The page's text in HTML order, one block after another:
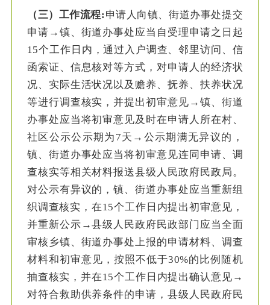
（三）工作流程: 申请人向镇、街道办事处提交
申请→镇、街道办事处应当自受理申请之日起
15个工作日内，通过入户调查、邻里访问、信
函索证、信息核对等方式，对申请人的经济状
况、实际生活状况以及赡养、抚养、扶养状况
等进行调查核实，并提出初审意见→镇、街道
办事处应当将初审意见及时在申请人所在村、
社区公示公示期为7天→公示期满无异议的，
镇、街道办事处应当将初审意见连同申请、调
查核实等相关材料报送县级人民政府民政局。
对公示有异议的，镇、街道办事处应当重新组
织调查核实，在15个工作日内提出初审意见，
并重新公示→县级人民政府民政部门应当全面
审核乡镇、街道办事处上报的申请材料、调查
材料和初审意见，按照不低于30%的比例随机
抽查核实，并在15个工作日内提出确认意见→
对符合救助供养条件的申请，县级人民政府民